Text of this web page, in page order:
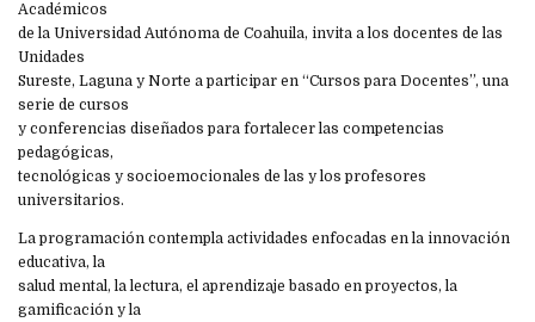
Académicos
de la Universidad Autónoma de Coahuila, invita a los docentes de las
Unidades
Sureste, Laguna y Norte a participar en “Cursos para Docentes”, una
serie de cursos
y conferencias diseñados para fortalecer las competencias
pedagógicas,
tecnológicas y socioemocionales de las y los profesores
universitarios.
La programación contempla actividades enfocadas en la innovación
educativa, la
salud mental, la lectura, el aprendizaje basado en proyectos, la
gamificación y la